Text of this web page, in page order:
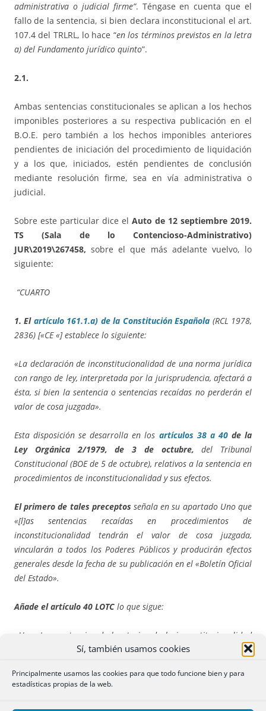
Sí, también usamos cookies
Principalmente usamos las cookies para que todo funcione bien y para
estadísticas propias de la web.
administrativa o judicial firme”. Téngase en cuenta que el
fallo de la sentencia, si bien declara inconstitucional el art.
107.4 del TRLRL, lo hace “en los términos previstos en la letra
a) del Fundamento jurídico quinto”.
2.1.
Ambas sentencias constitucionales se aplican a los hechos
imponibles posteriores a su respectiva publicación en el
B.O.E. pero también a los hechos imponibles anteriores
pendientes de iniciación del procedimiento de liquidación
y a los que, iniciados, estén pendientes de conclusión
mediante resolución firme, sea en vía administrativa o
judicial.
Sobre este particular dice el Auto de 12 septiembre 2019.
TS (Sala de lo Contencioso-Administrativo)
JUR\2019\267458,sobre el que más adelante vuelvo, lo
siguiente:
“CUARTO
1. El artículo 161.1.a) de la Constitución Española (RCL 1978,
2836) [«CE «] establece lo siguiente:
«La declaración de inconstitucionalidad de una norma jurídica
con rango de ley, interpretada por la jurisprudencia, afectará a
ésta, si bien la sentencia o sentencias recaídas no perderán el
valor de cosa juzgada».
Esta disposición se desarrolla en los artículos 38 a 40de la
Ley Orgánica 2/1979, de 3 de octubre, del Tribunal
Constitucional (BOE de 5 de octubre), relativos a la sentencia en
procedimientos de inconstitucionalidad y sus efectos.
El primero de tales preceptos señala en su apartado Uno que
«[l]as sentencias recaídas en procedimientos de
inconstitucionalidad tendrán el valor de cosa juzgada,
vincularán a todos los Poderes Públicos y producirán efectos
generales desde la fecha de su publicación en el «Boletín Oficial
del Estado».
Añade el artículo 40 LOTC lo que sigue:
«Uno. Las sentencias declaratorias de la inconstitucionalidad
de Leyes, disposiciones o actos con fuerza de Ley no permitirán
cosa juzgada en los que se haya hecho aplicación de las Leyes,
procesos penales o contencioso-administrativos referentes a un